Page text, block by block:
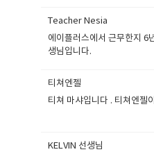
Teacher Nesia
에이플러스에서 근무한지 6
생님입니다.
티쳐엔젤
티쳐 마샤입니다 . 티쳐엔젤
KELVIN 선생님